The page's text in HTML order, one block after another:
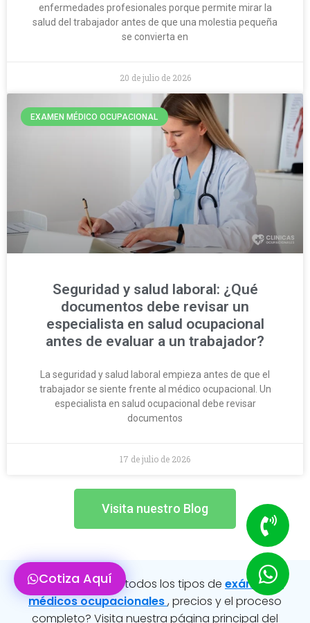
enfermedades profesionales porque permite mirar la
salud del trabajador antes de que una molestia pequeña
se convierta en
20 de julio de 2026
EXAMEN MÉDICO OCUPACIONAL
Seguridad y salud laboral: ¿Qué
documentos debe revisar un
especialista en salud ocupacional
antes de evaluar a un trabajador?
La seguridad y salud laboral empieza antes de que el
trabajador se siente frente al médico ocupacional. Un
especialista en salud ocupacional debe revisar
documentos
17 de julio de 2026
Visita nuestro Blog
¿Quieres conocer todos los tipos de exámenes
médicos ocupacionales, precios y el proceso
completo? Visita nuestra página principal del
Cotiza Aquí